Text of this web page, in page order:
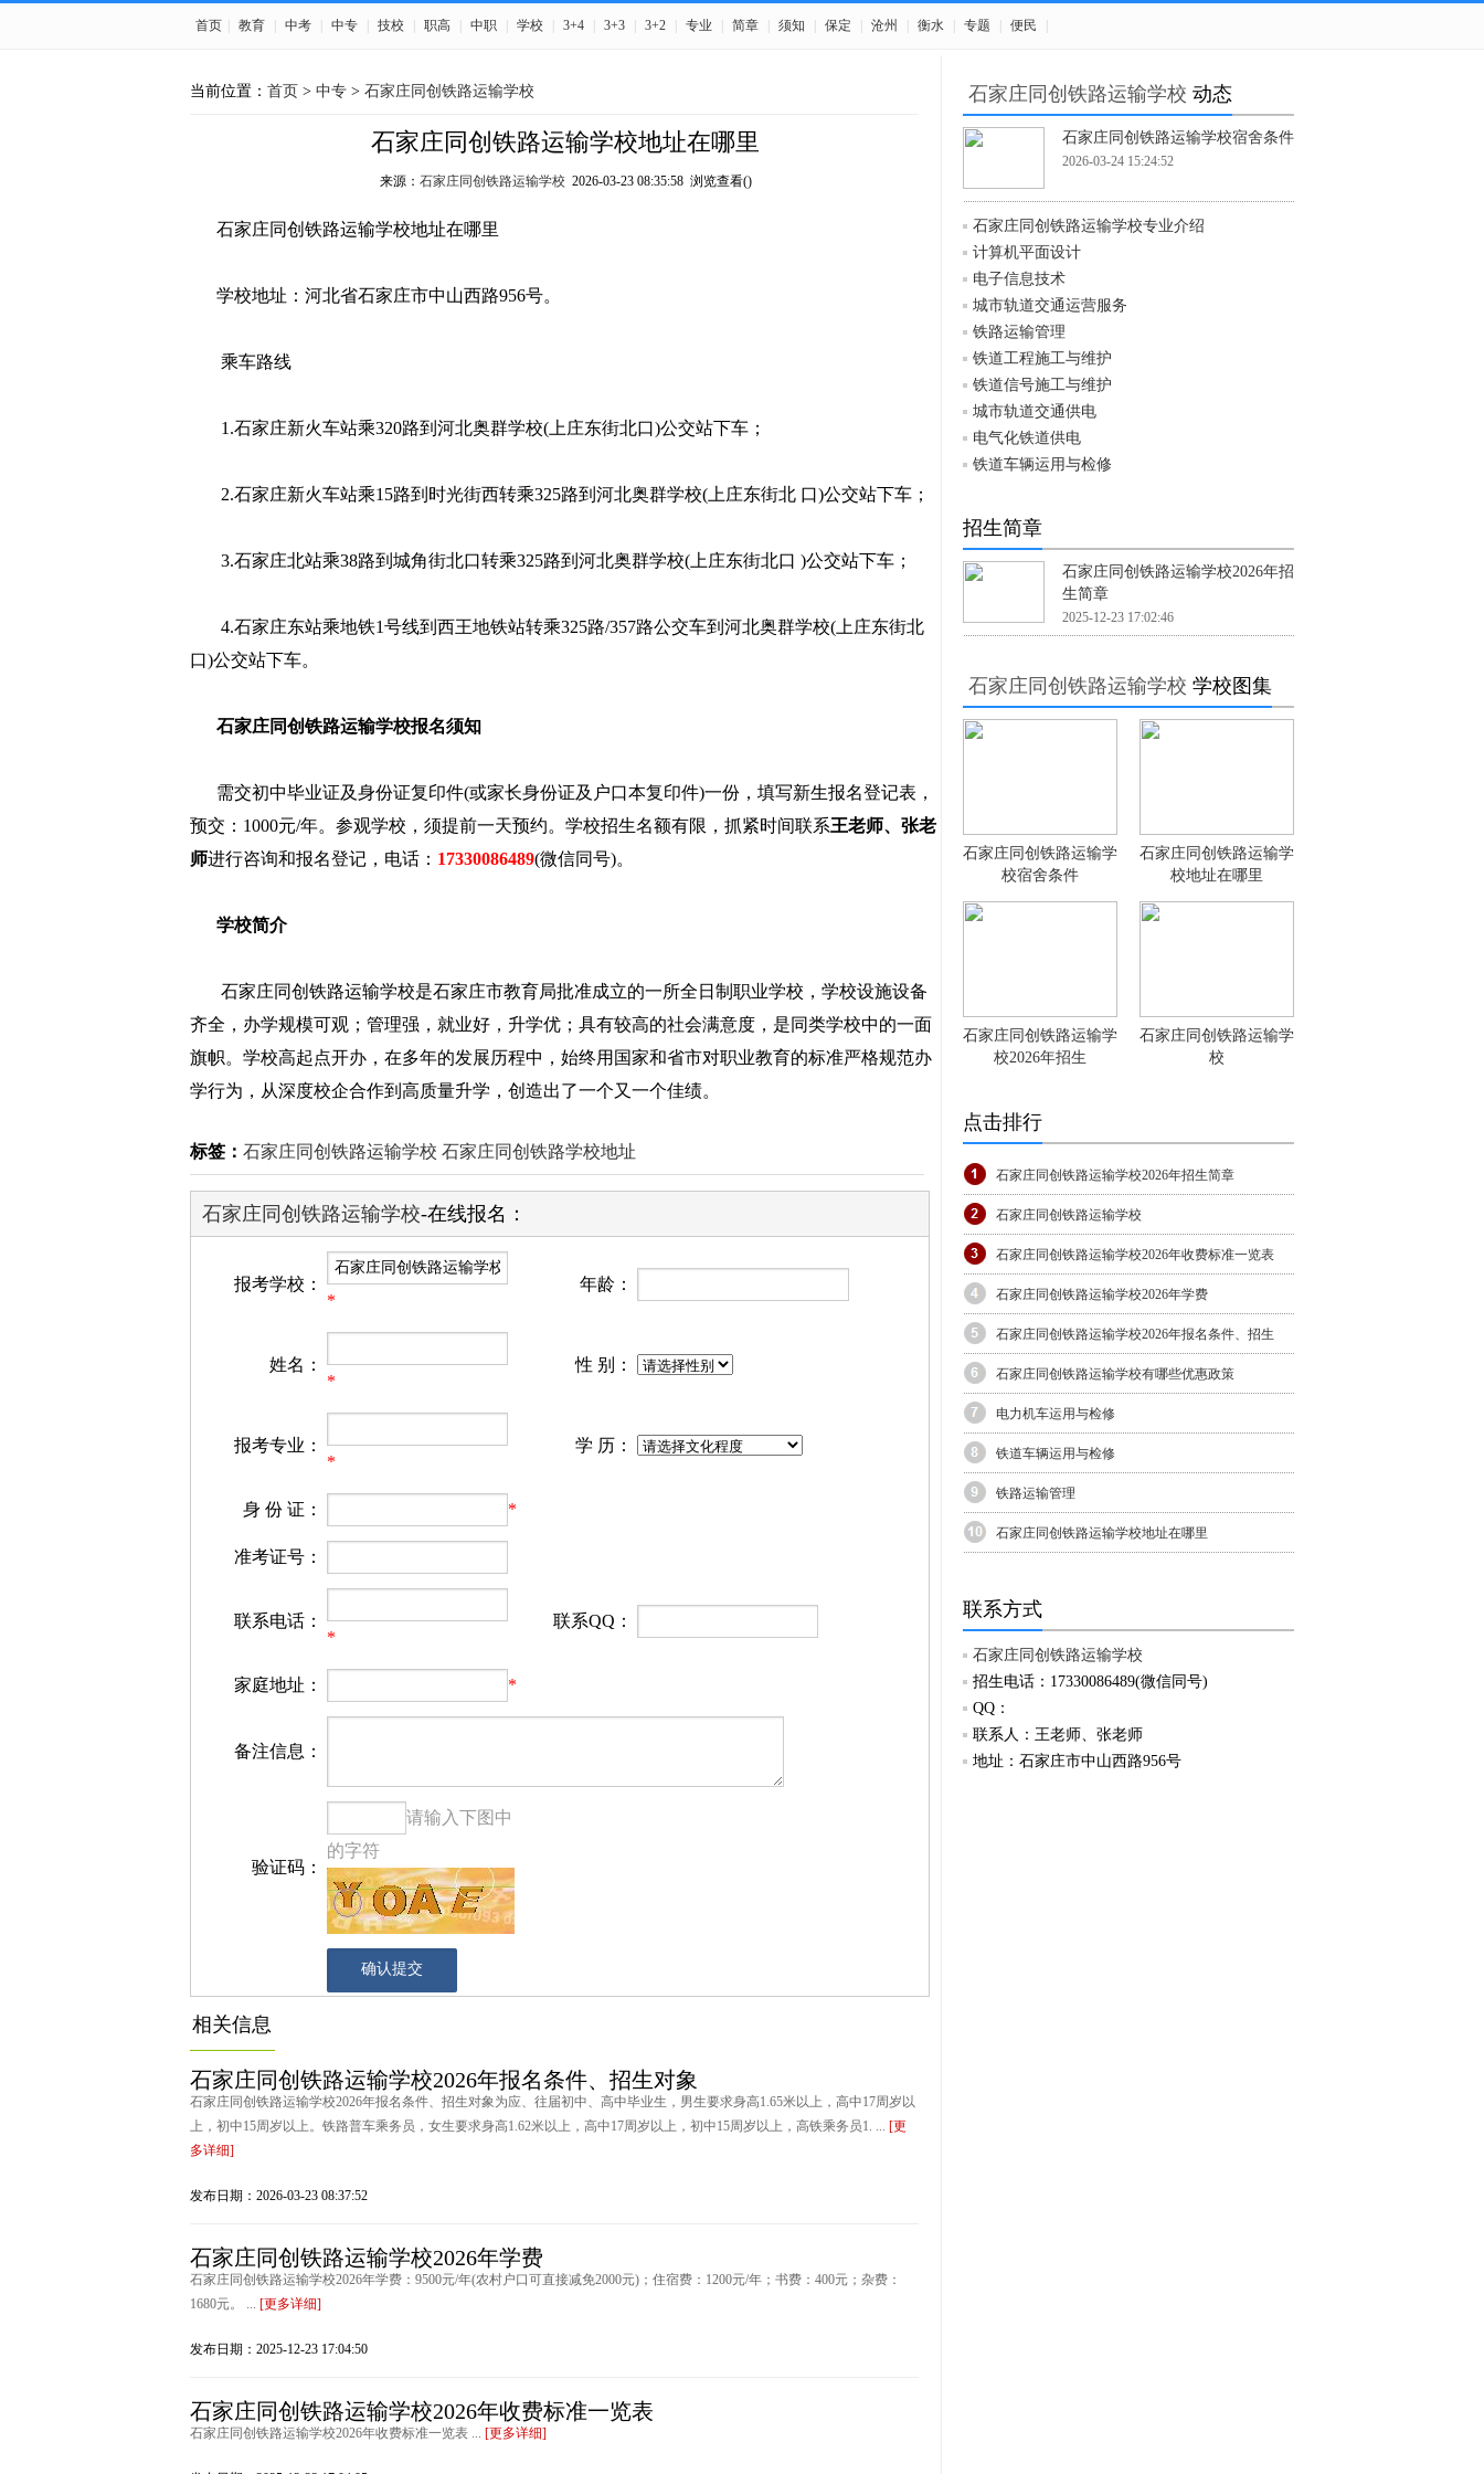
首页 教育 中考 中专 技校 职高 中职 学校 3+4 3+3 3+2 专业 简章 须知 保定 沧州 衡水 专题 便民
当前位置： 首页 > 中专 > 石家庄同创铁路运输学校
石家庄同创铁路运输学校地址在哪里
来源： 石家庄同创铁路运输学校2026-03-23 08:35:58 浏览查看()
石家庄同创铁路运输学校地址在哪里
学校地址：河北省石家庄市中山西路956号。
乘车路线
1.石家庄新火车站乘320路到河北奥群学校(上庄东街北口)公交站下车；
2.石家庄新火车站乘15路到时光街西转乘325路到河北奥群学校(上庄东街北 口)公交站下车；
3.石家庄北站乘38路到城角街北口转乘325路到河北奥群学校(上庄东街北口 )公交站下车；
4.石家庄东站乘地铁1号线到西王地铁站转乘325路/357路公交车到河北奥群学校(上庄东街北
口)公交站下车。
石家庄同创铁路运输学校报名须知
需交初中毕业证及身份证复印件(或家长身份证及户口本复印件)一份，填写新生报名登记表，
预交：1000元/年。参观学校，须提前一天预约。学校招生名额有限，抓紧时间联系王老师、张老
师进行咨询和报名登记，电话： 17330086489(微信同号)。
学校简介
石家庄同创铁路运输学校是石家庄市教育局批准成立的一所全日制职业学校，学校设施设备
齐全，办学规模可观；管理强，就业好，升学优；具有较高的社会满意度，是同类学校中的一面
旗帜。学校高起点开办，在多年的发展历程中，始终用国家和省市对职业教育的标准严格规范办
学行为，从深度校企合作到高质量升学，创造出了一个又一个佳绩。
标签： 石家庄同创铁路运输学校 石家庄同创铁路学校地址
石家庄同创铁路运输学校-在线报名：
报考学校：
*
年龄：
姓名：
*
性 别：
报考专业：
*
学 历：
身 份 证： *
准考证号：
联系电话：
*
联系QQ：
家庭地址： *
备注信息：
验证码：
请输入下图中
的字符
相关信息
石家庄同创铁路运输学校2026年报名条件、招生对象
石家庄同创铁路运输学校2026年报名条件、招生对象为应、往届初中、高中毕业生，男生要求身高1.65米以上，高中17周岁以
上，初中15周岁以上。铁路普车乘务员，女生要求身高1.62米以上，高中17周岁以上，初中15周岁以上，高铁乘务员1. ... [更
多详细]
发布日期：2026-03-23 08:37:52
石家庄同创铁路运输学校2026年学费
石家庄同创铁路运输学校2026年学费：9500元/年(农村户口可直接减免2000元)；住宿费：1200元/年；书费：400元；杂费：
1680元。 ... [更多详细]
发布日期：2025-12-23 17:04:50
石家庄同创铁路运输学校2026年收费标准一览表
石家庄同创铁路运输学校2026年收费标准一览表 ... [更多详细]
石家庄同创铁路运输学校 动态
石家庄同创铁路运输学校宿舍条件
2026-03-24 15:24:52
石家庄同创铁路运输学校专业介绍
计算机平面设计
电子信息技术
城市轨道交通运营服务
铁路运输管理
铁道工程施工与维护
铁道信号施工与维护
城市轨道交通供电
电气化铁道供电
铁道车辆运用与检修
招生简章
石家庄同创铁路运输学校2026年招
生简章
2025-12-23 17:02:46
石家庄同创铁路运输学校 学校图集
石家庄同创铁路运输学
校宿舍条件
石家庄同创铁路运输学
校地址在哪里
石家庄同创铁路运输学
校2026年招生
石家庄同创铁路运输学
校
点击排行
石家庄同创铁路运输学校2026年招生简章
石家庄同创铁路运输学校
石家庄同创铁路运输学校2026年收费标准一览表
石家庄同创铁路运输学校2026年学费
石家庄同创铁路运输学校2026年报名条件、招生
石家庄同创铁路运输学校有哪些优惠政策
电力机车运用与检修
铁道车辆运用与检修
铁路运输管理
石家庄同创铁路运输学校地址在哪里
联系方式
石家庄同创铁路运输学校
招生电话：17330086489(微信同号)
QQ：
联系人：王老师、张老师
地址：石家庄市中山西路956号